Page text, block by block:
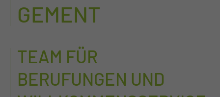
GEMENT
TEAM FÜR
BERUFUNGEN UND